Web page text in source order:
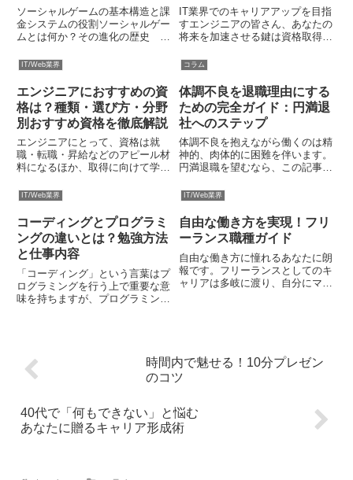
ソーシャルゲームの基本構造と課
金システムの役割ソーシャルゲー
ムとは何か？その進化の歴史 ソ
ーシャルネットワーキングサービ
ス）をプラットフォームとして提
供されるオンラインゲームのこと
です。基本的にはSNSを通じて...
IT業界でのキャリアアップを目指
すエンジニアの皆さん、あなたの
将来を加速させる鍵は資格取得に
が瞬く間に進化するこの分野で
は、スペシャリストとして際立つ
ためには、専門性を証明する何か
が必要です。本ガイドでは、資
格...
IT/Web業界
エンジニアにおすすめの資
格は？種類・選び方・分野
別おすすめ資格を徹底解説
エンジニアにとって、資格は就
職・転職・昇給などのアピール材
料になるほか、取得に向けて学習
ることもできます。さらに自己肯
取得のメリットは非常に豊富で
す。そこでこのコラムでは、エン
ジニ...
コラム
体調不良を退職理由にする
ための完全ガイド：円満退
社へのステップ
体調不良を抱えながら働くのは精
神的、肉体的に困難を伴います。
円満退職を望むなら、この記事が
護され、次のキャリアへと繋げる
つ、スムーズな退社へのステップ
と適切な診断書の取得方法を理
解...
IT/Web業界
コーディングとプログラミ
ングの違いとは？勉強方法
と仕事内容
「コーディング」という言葉はプ
ログラミングを行う上で重要な意
味を持ちますが、プログラミング
ディングとプログラミングの違い
を...
IT/Web業界
自由な働き方を実現！フリ
ーランス職種ガイド
自由な働き方に憧れるあなたに朗
報です。フリーランスとしてのキ
ャリアは多岐に渡り、自分にマッ
性...
時間内で魅せる！10分プレゼン
のコツ
40代で「何もできない」と悩む
あなたに贈るキャリア形成術